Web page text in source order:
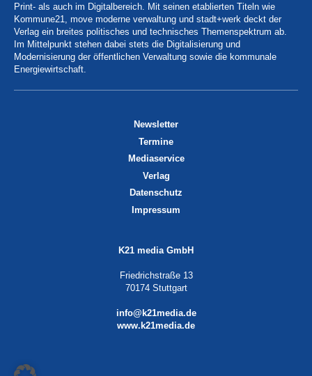
Print- als auch im Digitalbereich. Mit seinen etablierten Titeln wie
Kommune21, move moderne verwaltung und stadt+werk deckt der
Verlag ein breites politisches und technisches Themenspektrum ab.
Im Mittelpunkt stehen dabei stets die Digitalisierung und
Modernisierung der öffentlichen Verwaltung sowie die kommunale
Energiewirtschaft.
Newsletter
Termine
Mediaservice
Verlag
Datenschutz
Impressum
K21 media GmbH
Friedrichstraße 13
70174 Stuttgart
info@k21media.de
www.k21media.de